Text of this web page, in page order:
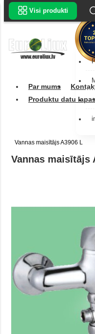
Par mums
Produktu datu
Visi produkti
Vannas maisītājs A3906 L
Vannas maisītājs